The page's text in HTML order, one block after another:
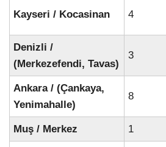
Kayseri / Kocasinan 4
Denizli /
(Merkezefendi, Tavas)
3
Ankara / (Çankaya,
Yenimahalle)
8
Muş / Merkez 1